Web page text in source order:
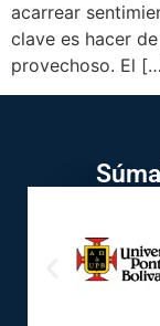
acarrear
clave es hacer
provechoso. El